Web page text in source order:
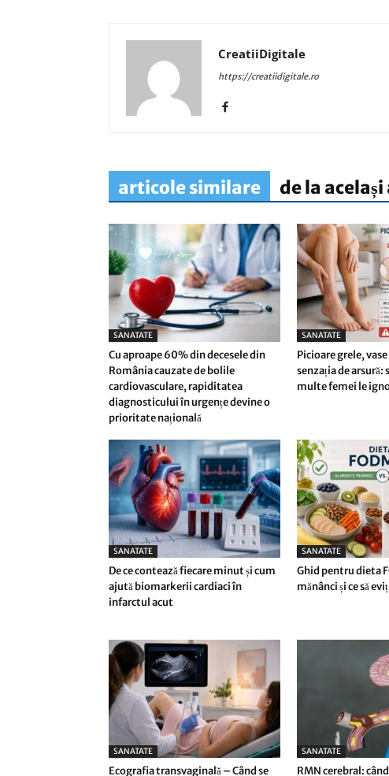
CreatiiDigitale
https://creatiidigitale.ro
articole similare de la
SANATATE
Cu aproape 60% din decesele din
România cauzate de bolile
cardiovasculare, rapiditatea
diagnosticului în urgențe devine o
prioritate națională
SANATATE
Picioare grele,
senzația de arsură:
multe femei le
SANATATE
De ce contează fiecare minut și cum
ajută biomarkerii cardiaci în
infarctul acut
SANATATE
Ghid pentru dieta
mănânci și ce să
SANATATE
Ecografia transvaginală – Când se
SANATATE
RMN cerebral: